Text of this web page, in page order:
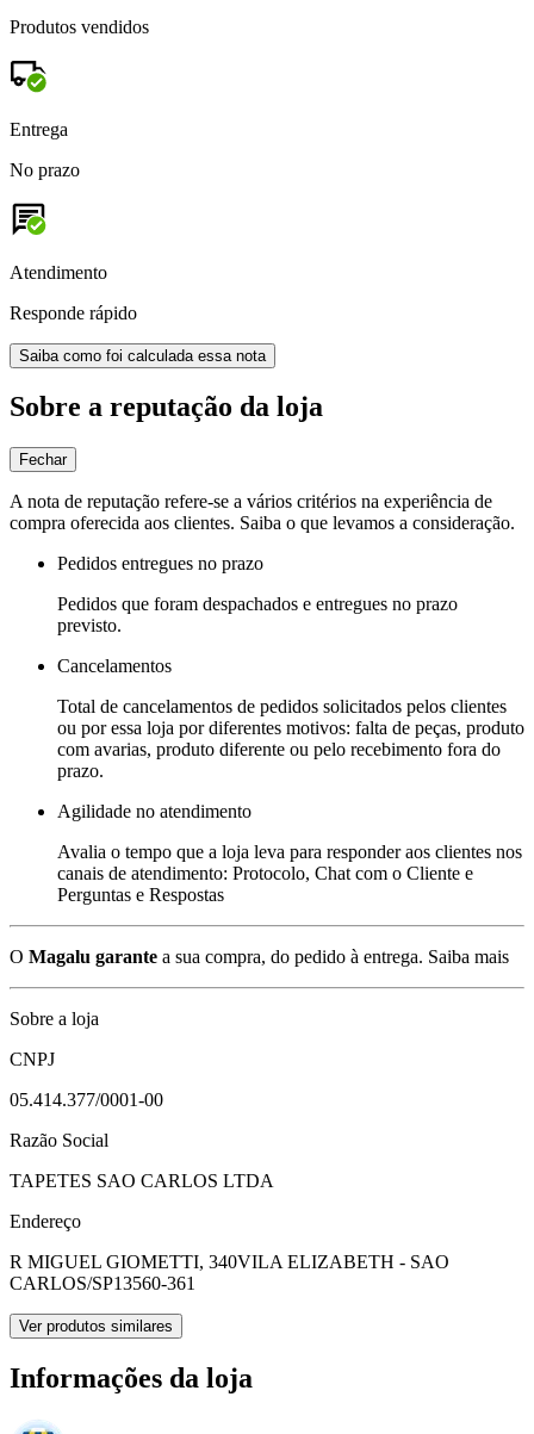
Produtos vendidos
Entrega
No prazo
Atendimento
Responde rápido
Saiba como foi calculada essa nota
Sobre a reputação da loja
Fechar
A nota de reputação refere-se a vários critérios na experiência de
compra oferecida aos clientes. Saiba o que levamos a consideração.
Pedidos entregues no prazo
Pedidos que foram despachados e entregues no prazo
previsto.
Cancelamentos
Total de cancelamentos de pedidos solicitados pelos clientes
ou por essa loja por diferentes motivos: falta de peças, produto
com avarias, produto diferente ou pelo recebimento fora do
prazo.
Agilidade no atendimento
Avalia o tempo que a loja leva para responder aos clientes nos
canais de atendimento: Protocolo, Chat com o Cliente e
Perguntas e Respostas
O Magalu garante a sua compra, do pedido à entrega. Saiba mais
Sobre a loja
CNPJ
05.414.377/0001-00
Razão Social
TAPETES SAO CARLOS LTDA
Endereço
R MIGUEL GIOMETTI, 340VILA ELIZABETH - SAO
CARLOS/SP13560-361
Ver produtos similares
Informações da loja